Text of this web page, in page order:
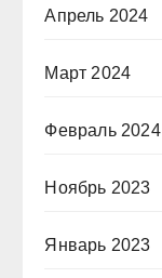
Апрель 2024
Март 2024
Февраль 2024
Ноябрь 2023
Январь 2023